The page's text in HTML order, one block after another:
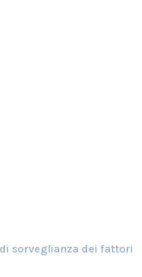
sorveglianza dei fattori